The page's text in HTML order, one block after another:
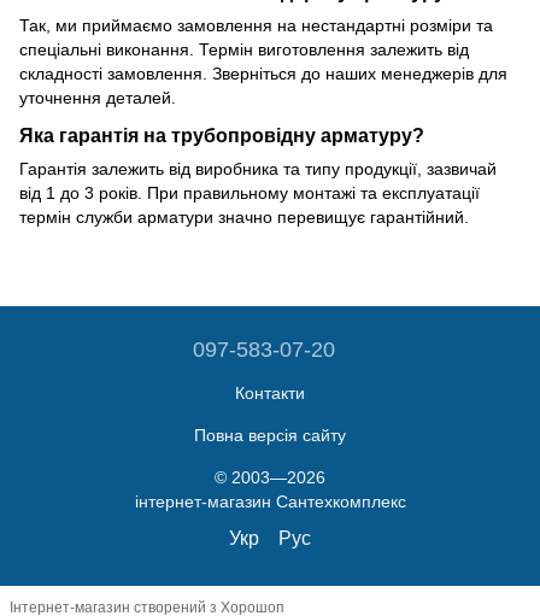
Так, ми приймаємо замовлення на нестандартні розміри та
спеціальні виконання. Термін виготовлення залежить від
складності замовлення. Зверніться до наших менеджерів для
уточнення деталей.
Яка гарантія на трубопровідну арматуру?
Гарантія залежить від виробника та типу продукції, зазвичай
від 1 до 3 років. При правильному монтажі та експлуатації
термін служби арматури значно перевищує гарантійний.
097-583-07-20
Контакти
Повна версія сайту
© 2003—2026
інтернет-магазин Сантехкомплекс
Укр Рус
Інтернет-магазин створений з Хорошоп